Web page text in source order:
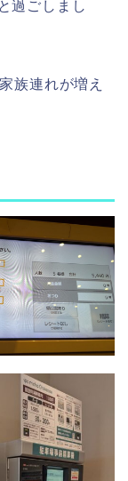
過ごしまし
族連れが増え